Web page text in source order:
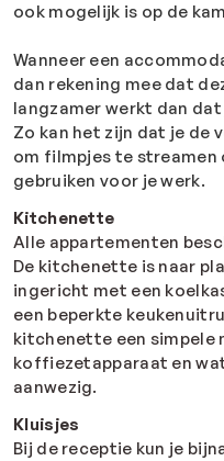
ook mogelijk is op de
Wanneer een
dan rekening mee dat
langzamer werkt dan
Zo kan het zijn dat je de
om filmpjes te streamen
gebruiken voor je werk.
Kitchenette
Alle appartementen
De kitchenette is naar
ingericht met een
een beperkte
kitchenette een simpele
koffiezetapparaat en
aanwezig.
Kluisjes
Bij de receptie kun je